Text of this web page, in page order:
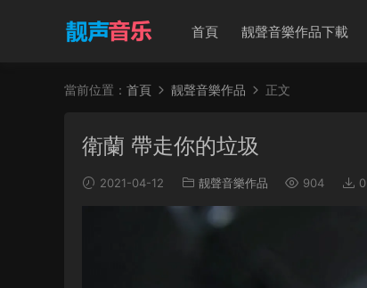
首頁 靓聲音樂作品下載
當前位置： 首頁 靓聲音樂作品 正文
衛蘭 帶走你的垃圾
2021-04-12 靓聲音樂作品 904 0